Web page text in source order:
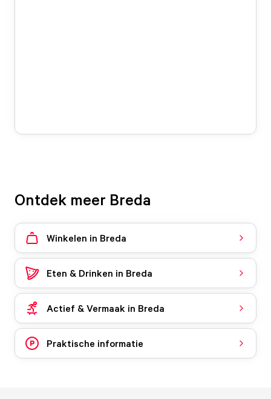
Ontdek meer Breda
Winkelen in Breda
Eten & Drinken in Breda
Actief & Vermaak in Breda
Praktische informatie